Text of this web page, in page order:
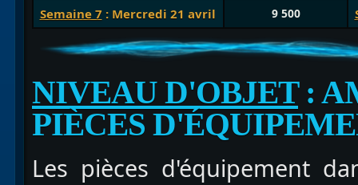
Semaine 7 : Mercredi 21 avril 9 500
NIVEAU D'OBJET:
PIÈCES
Les pièces d'équipement